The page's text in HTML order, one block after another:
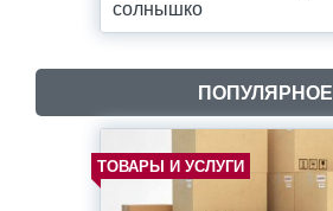
солнышко
ПОПУЛЯРНОЕ
ТОВАРЫ И УСЛУГИ